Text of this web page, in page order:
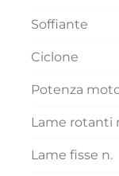
Soffiante
Ciclone
Potenza
Lame rotanti
Lame fisse n.